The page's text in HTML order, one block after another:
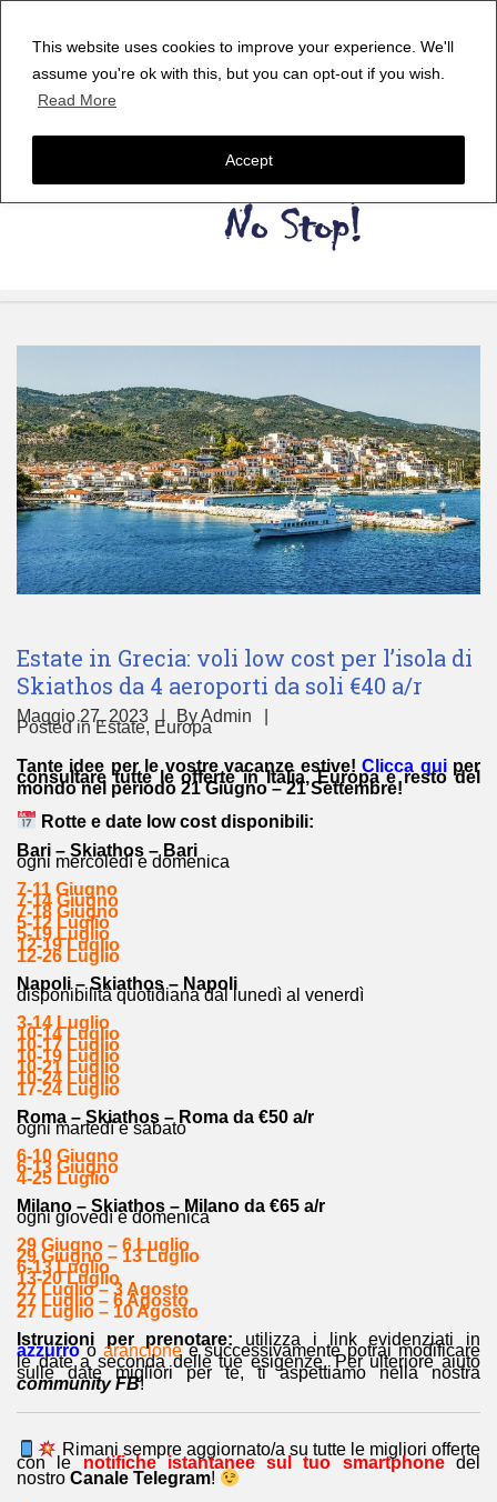
This website uses cookies to improve your experience. We'll
assume you're ok with this, but you can opt-out if you wish.
Read More
Accept
Estate in Grecia: voli low cost per l’isola di
Skiathos da 4 aeroporti da soli €40 a/r
Maggio 27, 2023 ByAdmin
Posted inEstate, Europa
Tante idee per le vostrevacanze estive!Clicca quiper
consultare tutte le offerte in Italia, Europa e resto del
mondo nel periodo 21 Giugno – 21 Settembre!
Rotte e date low cost disponibili:
Bari – Skiathos – Bari
ogni mercoledì e domenica
7-11 Giugno
7-14 Giugno
7-18 Giugno
5-12 Luglio
5-19 Luglio
12-19 Luglio
12-26 Luglio
Napoli – Skiathos – Napoli
disponibilità quotidiana dal lunedì al venerdì
3-14 Luglio
10-14 Luglio
10-17 Luglio
10-19 Luglio
10-21 Luglio
10-24 Luglio
17-24 Luglio
Roma – Skiathos – Roma da €50 a/r
ogni martedì e sabato
6-10 Giugno
6-13 Giugno
4-25 Luglio
Milano – Skiathos – Milano da €65 a/r
ogni giovedì e domenica
29 Giugno – 6 Luglio
29 Giugno – 13 Luglio
6-13 Luglio
13-20 Luglio
27 Luglio – 3 Agosto
27 Luglio – 6 Agosto
27 Luglio – 10 Agosto
Istruzioni per prenotare: utilizza i link evidenziati in
azzurroo arancionee successivamente potrai modificare
le date a seconda delle tue esigenze. Per ulteriore aiuto
sulle date migliori per te, ti aspettiamo nella nostra
community FB!
Rimani sempre aggiornato/a su tutte le migliori offerte
con le notifiche istantanee sul tuo smartphonedel
nostro Canale Telegram!